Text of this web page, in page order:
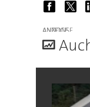
ANZEIGE
A